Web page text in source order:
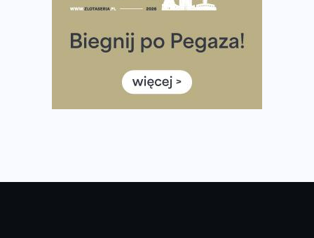
listach startowych są jeszcze wolne miejsca
Jaki smartwatch dla biegaczy, którzy chcą też przy
okazji trenować pod HYROX?
Jak zaplanować domowe cardio bez przepełniania